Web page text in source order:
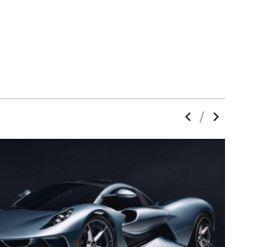
/